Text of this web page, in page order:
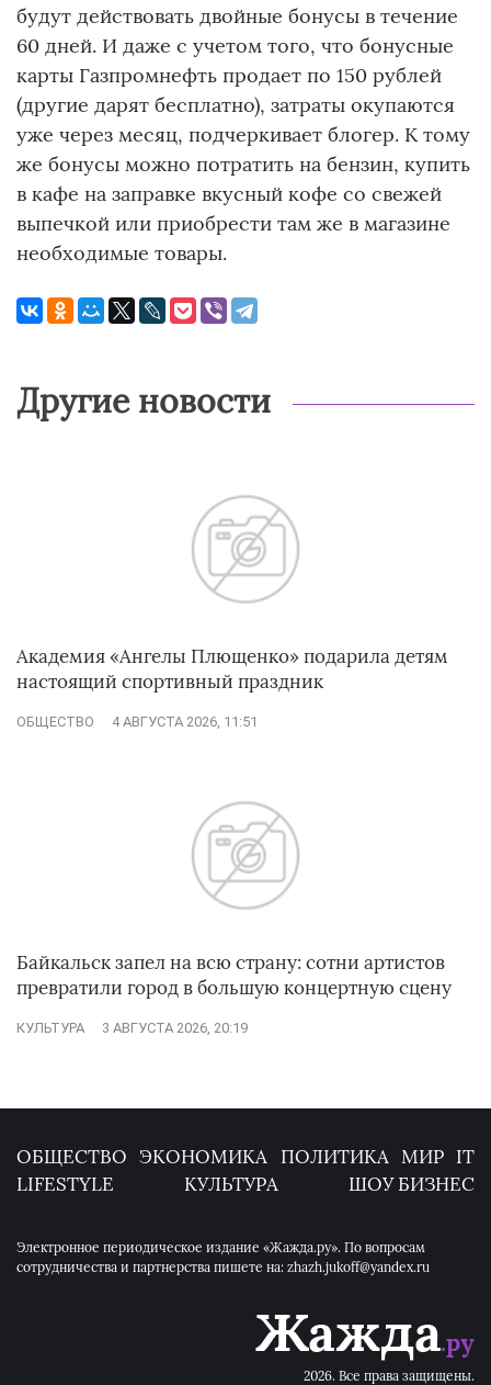
будут действовать двойные бонусы в течение
60 дней. И даже с учетом того, что бонусные
карты Газпромнефть продает по 150 рублей
(другие дарят бесплатно), затраты окупаются
уже через месяц, подчеркивает блогер. К тому
же бонусы можно потратить на бензин, купить
в кафе на заправке вкусный кофе со свежей
выпечкой или приобрести там же в магазине
необходимые товары.
Другие новости
Академия «Ангелы Плющенко» подарила детям
настоящий спортивный праздник
ОБЩЕСТВО 4 АВГУСТА 2026, 11:51
Байкальск запел на всю страну: сотни артистов
превратили город в большую концертную сцену
КУЛЬТУРА 3 АВГУСТА 2026, 20:19
ОБЩЕСТВО ЭКОНОМИКА ПОЛИТИКА МИР IT
LIFESTYLE
КУЛЬТУРА ШОУ БИЗНЕС
Электронное периодическое издание «Жажда.ру». По вопросам
сотрудничества и партнерства пишете на: zhazh.jukoff@yandex.ru
2026. Все права защищены.